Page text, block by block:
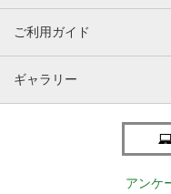
ご利用ガイド
ギャラリー
アンケ